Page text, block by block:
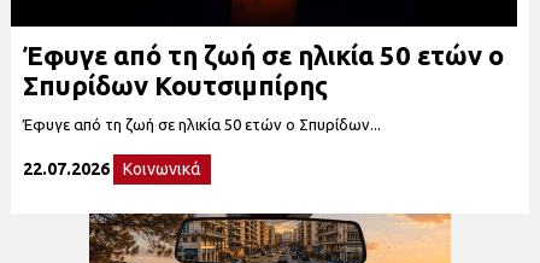
Έφυγε από τη ζωή σε ηλικία 50 ετών ο
Σπυρίδων Κουτσιμπίρης
Έφυγε από τη ζωή σε ηλικία 50 ετών ο Σπυρίδων...
22.07.2026 Κοινωνικά